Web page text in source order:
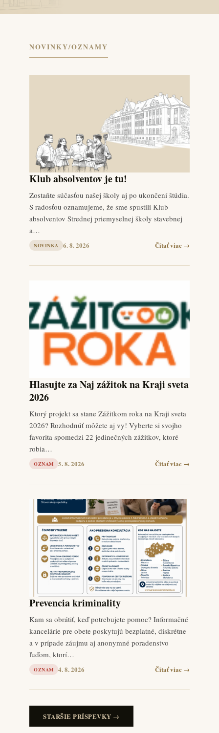
NOVINKY/OZNAMY
Klub absolventov je tu!
Zostaňte súčasťou našej školy aj po ukončení štúdia.
S radosťou oznamujeme, že sme spustili Klub
absolventov Strednej priemyselnej školy stavebnej
a…
NOVINKA 6. 8. 2026 Čítať viac →
Hlasujte za Naj zážitok na Kraji sveta
2026
Ktorý projekt sa stane Zážitkom roka na Kraji sveta
2026? Rozhodnúť môžete aj vy! Vyberte si svojho
favorita spomedzi 22 jedinečných zážitkov, ktoré
robia…
OZNAM 5. 8. 2026 Čítať viac →
Prevencia kriminality
Kam sa obrátiť, keď potrebujete pomoc? Informačné
kancelárie pre obete poskytujú bezplatné, diskrétne
a v prípade záujmu aj anonymné poradenstvo
ľuďom, ktorí…
OZNAM 4. 8. 2026 Čítať viac →
STARŠIE PRÍSPEVKY →